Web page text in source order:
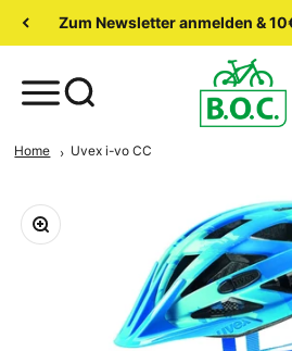
Zum Newsletter anmelden &
Home Uvex i-vo CC